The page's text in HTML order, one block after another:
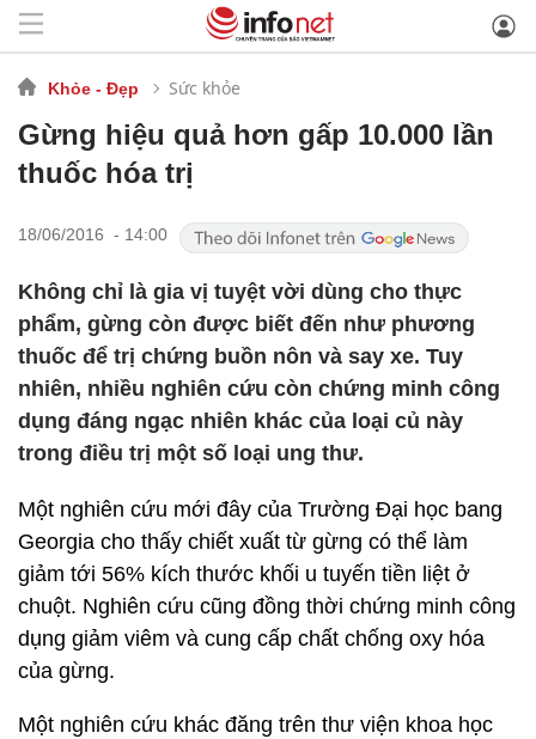
Khỏe - Đẹp Sức khỏe
Gừng hiệu quả hơn gấp 10.000 lần
thuốc hóa trị
18/06/2016 - 14:00
Không chỉ là gia vị tuyệt vời dùng cho thực
phẩm, gừng còn được biết đến như phương
thuốc để trị chứng buồn nôn và say xe. Tuy
nhiên, nhiều nghiên cứu còn chứng minh công
dụng đáng ngạc nhiên khác của loại củ này
trong điều trị một số loại ung thư.
Một nghiên cứu mới đây của Trường Đại học bang
Georgia cho thấy chiết xuất từ gừng có thể làm
giảm tới 56% kích thước khối u tuyến tiền liệt ở
chuột. Nghiên cứu cũng đồng thời chứng minh công
dụng giảm viêm và cung cấp chất chống oxy hóa
của gừng.
Một nghiên cứu khác đăng trên thư viện khoa học